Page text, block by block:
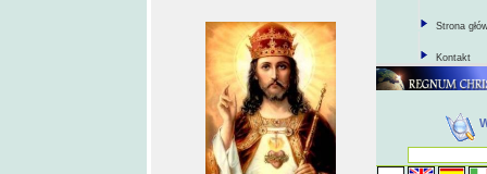
Strona
Kontakt